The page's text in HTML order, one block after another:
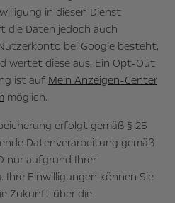
in diesen Dienst
die Daten jedoch auch
bei Google besteht,
wertet diese aus. Ein Opt-Out
ist auf Mein Anzeigen-Center
möglich.
erfolgt gemäß § 25
Datenverarbeitung gemäß
nur aufgrund Ihrer
Ihre Einwilligungen können Sie
Zukunft über die